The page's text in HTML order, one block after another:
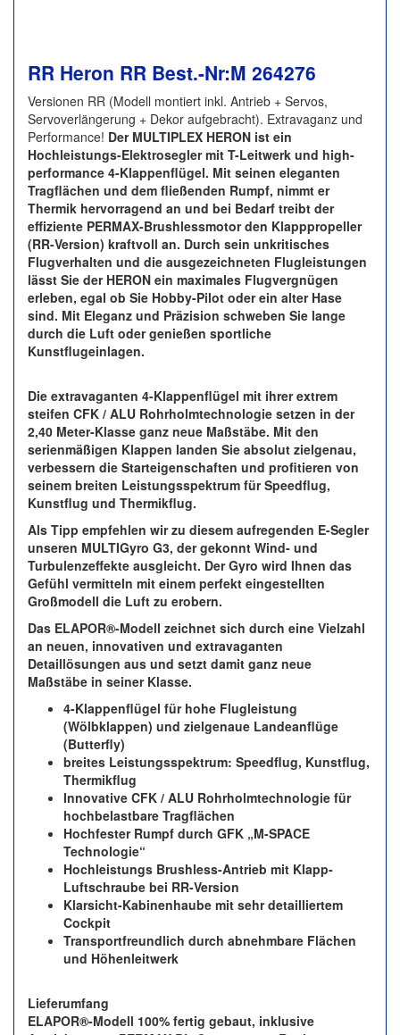
RR Heron RR Best.-Nr:M 264276
Versionen RR (Modell montiert inkl. Antrieb + Servos,
Servoverlängerung + Dekor aufgebracht). Extravaganz und
Performance! Der MULTIPLEX HERON ist ein
Hochleistungs-Elektrosegler mit T-Leitwerk und high-
performance 4-Klappenflügel. Mit seinen eleganten
Tragflächen und dem fließenden Rumpf, nimmt er
Thermik hervorragend an und bei Bedarf treibt der
effiziente PERMAX-Brushlessmotor den Klapppropeller
(RR-Version) kraftvoll an. Durch sein unkritisches
Flugverhalten und die ausgezeichneten Flugleistungen
lässt Sie der HERON ein maximales Flugvergnügen
erleben, egal ob Sie Hobby-Pilot oder ein alter Hase
sind. Mit Eleganz und Präzision schweben Sie lange
durch die Luft oder genießen sportliche
Kunstflugeinlagen.
Die extravaganten 4-Klappenflügel mit ihrer extrem
steifen CFK / ALU Rohrholmtechnologie setzen in der
2,40 Meter-Klasse ganz neue Maßstäbe. Mit den
serienmäßigen Klappen landen Sie absolut zielgenau,
verbessern die Starteigenschaften und profitieren von
seinem breiten Leistungsspektrum für Speedflug,
Kunstflug und Thermikflug.
Als Tipp empfehlen wir zu diesem aufregenden E-Segler
unseren MULTIGyro G3, der gekonnt Wind- und
Turbulenzeffekte ausgleicht. Der Gyro wird Ihnen das
Gefühl vermitteln mit einem perfekt eingestellten
Großmodell die Luft zu erobern.
Das ELAPOR®-Modell zeichnet sich durch eine Vielzahl
an neuen, innovativen und extravaganten
Detaillösungen aus und setzt damit ganz neue
Maßstäbe in seiner Klasse.
4-Klappenflügel für hohe Flugleistung
(Wölbklappen) und zielgenaue Landeanflüge
(Butterfly)
breites Leistungsspektrum: Speedflug, Kunstflug,
Thermikflug
Innovative CFK / ALU Rohrholmtechnologie für
hochbelastbare Tragflächen
Hochfester Rumpf durch GFK „M-SPACE
Technologie“
Hochleistungs Brushless-Antrieb mit Klapp-
Luftschraube bei RR-Version
Klarsicht-Kabinenhaube mit sehr detailliertem
Cockpit
Transportfreundlich durch abnehmbare Flächen
und Höhenleitwerk
Lieferumfang
ELAPOR®-Modell 100% fertig gebaut, inklusive